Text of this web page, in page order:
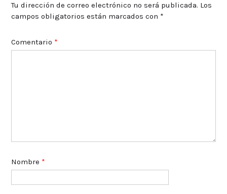
Tu dirección de correo electrónico no será publicada. Los
campos obligatorios están marcados con *
Comentario *
Nombre *